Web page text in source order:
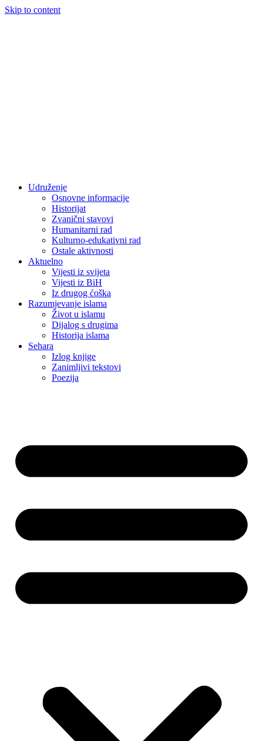
Skip to content
Udruženje
Osnovne informacije
Historijat
Zvanični stavovi
Humanitarni rad
Kulturno-edukativni rad
Ostale aktivnosti
Aktuelno
Vijesti iz svijeta
Vijesti iz BiH
Iz drugog ćoška
Razumjevanje islama
Život u islamu
Dijalog s drugima
Historija islama
Sehara
Izlog knjige
Zanimljivi tekstovi
Poezija